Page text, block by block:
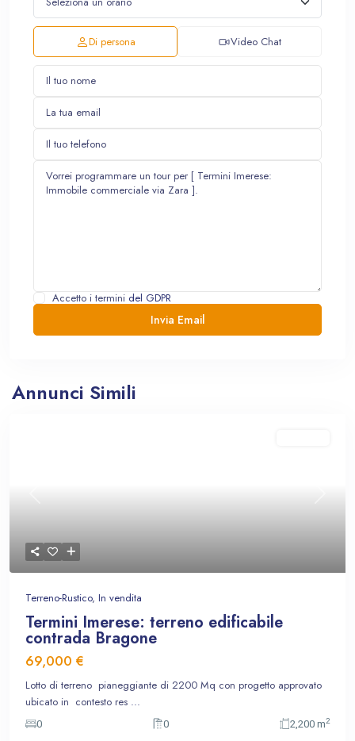
Di persona Video Chat
Accetto i termini del GDPR
Annunci Simili
Terreno-Rustico, In vendita
Termini Imerese: terreno edificabile
contrada Bragone
69,000 €
Lotto di terreno pianeggiante di 2200 Mq con progetto approvato
ubicato in contesto res ...
0 0 2,200 m2